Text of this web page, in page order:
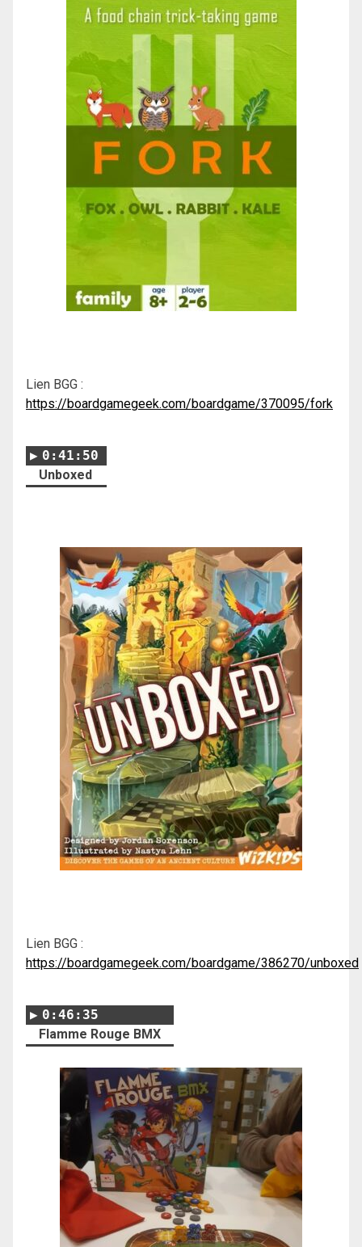
Lien BGG :
https://boardgamegeek.com/boardgame/370095/fork
0:41:50
Unboxed
Lien BGG :
https://boardgamegeek.com/boardgame/386270/unboxed
0:46:35
Flamme Rouge BMX